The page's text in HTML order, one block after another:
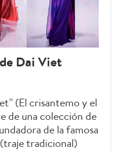
Dai Viet
(El crisantemo y el
de una colección de
de la famosa
tradicional)